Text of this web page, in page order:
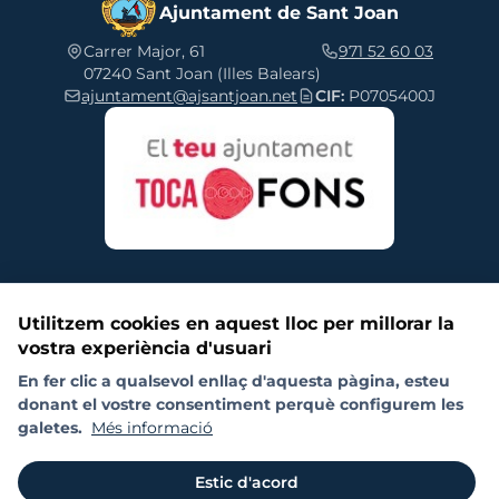
Ajuntament de Sant Joan
Carrer Major, 61
07240 Sant Joan (Illes Balears)
971 52 60 03
ajuntament@ajsantjoan.net CIF: P0705400J
Segueix-nos a les xarxes socials
Política de galetes (cookies)
Sitemap
Utilitzem cookies en aquest lloc per millorar la
vostra experiència d'usuari
En fer clic a qualsevol enllaç d'aquesta pàgina, esteu
donant el vostre consentiment perquè configurem les
galetes. Més informació
Estic d'acord